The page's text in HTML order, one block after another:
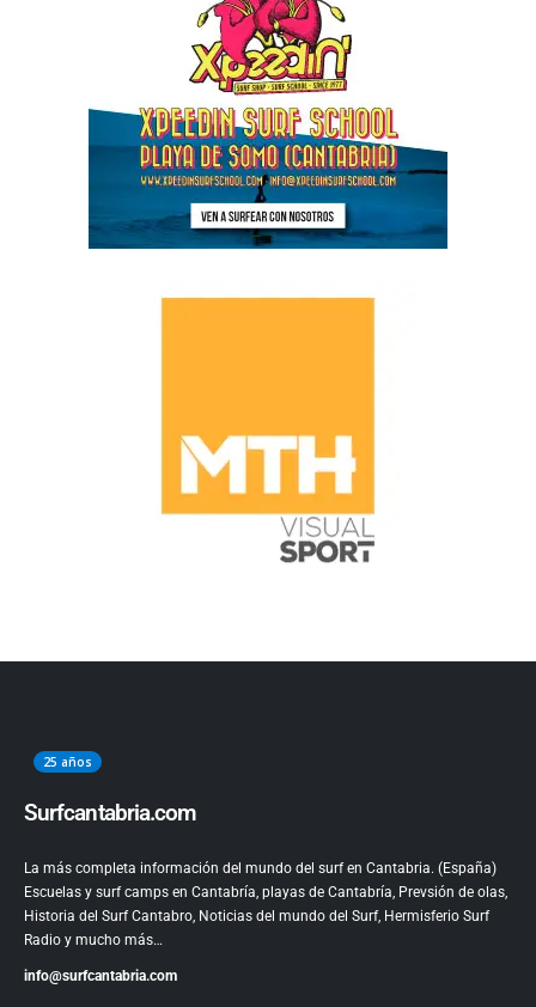
25 años
Surfcantabria.com
La más completa información del mundo del surf en Cantabria. (España)
Escuelas y surf camps en Cantabría, playas de Cantabría, Prevsión de olas,
Historia del Surf Cantabro, Noticias del mundo del Surf, Hermisferio Surf
Radio y mucho más…
info@surfcantabria.com